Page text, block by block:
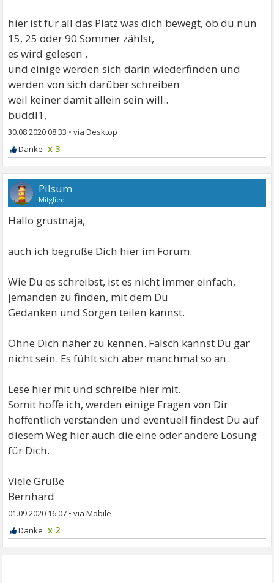
hier ist für all das Platz was dich bewegt, ob du nun
15, 25 oder 90 Sommer zählst,
es wird gelesen .
und einige werden sich darin wiederfinden und
werden von sich darüber schreiben
weil keiner damit allein sein will..
buddl1,
30.08.2020 08:33 •
x 3
Pilsum
Mitglied
Hallo grustnaja,
auch ich begrüße Dich hier im Forum.
Wie Du es schreibst, ist es nicht immer einfach,
jemanden zu finden, mit dem Du
Gedanken und Sorgen teilen kannst.
Ohne Dich näher zu kennen. Falsch kannst Du gar
nicht sein. Es fühlt sich aber manchmal so an.
Lese hier mit und schreibe hier mit.
Somit hoffe ich, werden einige Fragen von Dir
hoffentlich verstanden und eventuell findest Du auf
diesem Weg hier auch die eine oder andere Lösung
für Dich.
Viele Grüße
Bernhard
01.09.2020 16:07 •
x 2